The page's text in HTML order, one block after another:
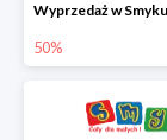
50%